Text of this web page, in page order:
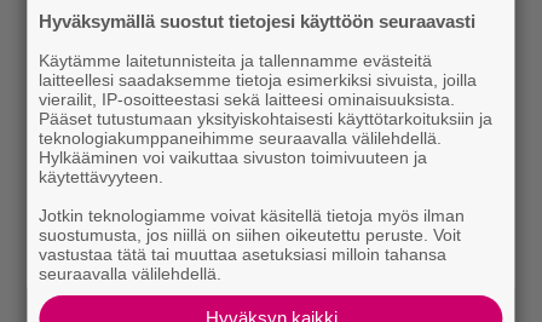
Hyväksymällä suostut tietojesi käyttöön seuraavasti
Käytämme laitetunnisteita ja tallennamme evästeitä
laitteellesi saadaksemme tietoja esimerkiksi sivuista, joilla
vierailit, IP-osoitteestasi sekä laitteesi ominaisuuksista.
Pääset tutustumaan yksityiskohtaisesti käyttötarkoituksiin ja
teknologiakumppaneihimme seuraavalla välilehdellä.
Hylkääminen voi vaikuttaa sivuston toimivuuteen ja
käytettävyyteen.
Jotkin teknologiamme voivat käsitellä tietoja myös ilman
suostumusta, jos niillä on siihen oikeutettu peruste. Voit
vastustaa tätä tai muuttaa asetuksiasi milloin tahansa
seuraavalla välilehdellä.
Hyväksyn kaikki